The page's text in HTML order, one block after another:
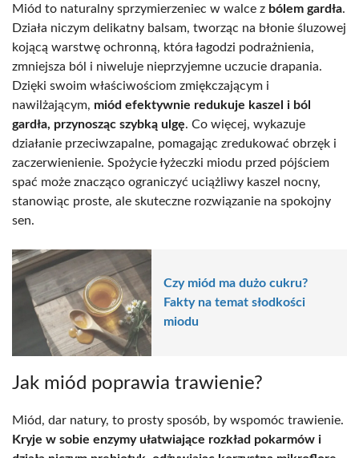
Miód to naturalny sprzymierzeniec w walce z bólem gardła.
Działa niczym delikatny balsam, tworząc na błonie śluzowej
kojącą warstwę ochronną, która łagodzi podrażnienia,
zmniejsza ból i niweluje nieprzyjemne uczucie drapania.
Dzięki swoim właściwościom zmiękczającym i
nawilżającym, miód efektywnie redukuje kaszel i ból
gardła, przynosząc szybką ulgę. Co więcej, wykazuje
działanie przeciwzapalne, pomagając zredukować obrzęk i
zaczerwienienie. Spożycie łyżeczki miodu przed pójściem
spać może znacząco ograniczyć uciążliwy kaszel nocny,
stanowiąc proste, ale skuteczne rozwiązanie na spokojny
sen.
Czy miód ma dużo cukru?
Fakty na temat słodkości
miodu
Jak miód poprawia trawienie?
Miód, dar natury, to prosty sposób, by wspomóc trawienie.
Kryje w sobie enzymy ułatwiające rozkład pokarmów i